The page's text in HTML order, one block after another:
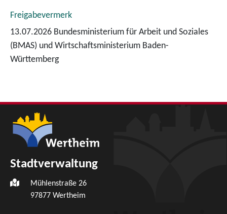
Freigabevermerk
13.07.2026 Bundesministerium für Arbeit und Soziales
(BMAS) und Wirtschaftsministerium Baden-
Württemberg
Stadtverwaltung
Mühlenstraße 26
97877 Wertheim